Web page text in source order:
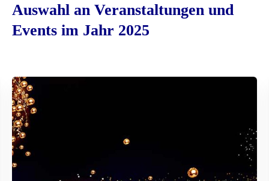
Auswahl an Veranstaltungen und
Events im Jahr 2025